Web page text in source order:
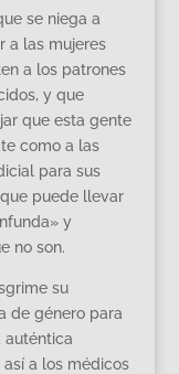
se niega a
a las mujeres
a los patrones
y que
que esta gente
como a las
para sus
puede llevar
y
no son.
su
de género para
auténtica
a los médicos